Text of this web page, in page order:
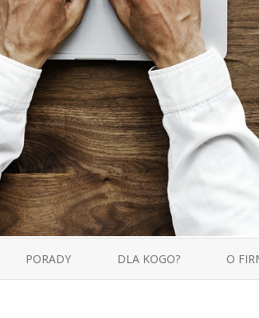
PORADY DLA KOGO? O